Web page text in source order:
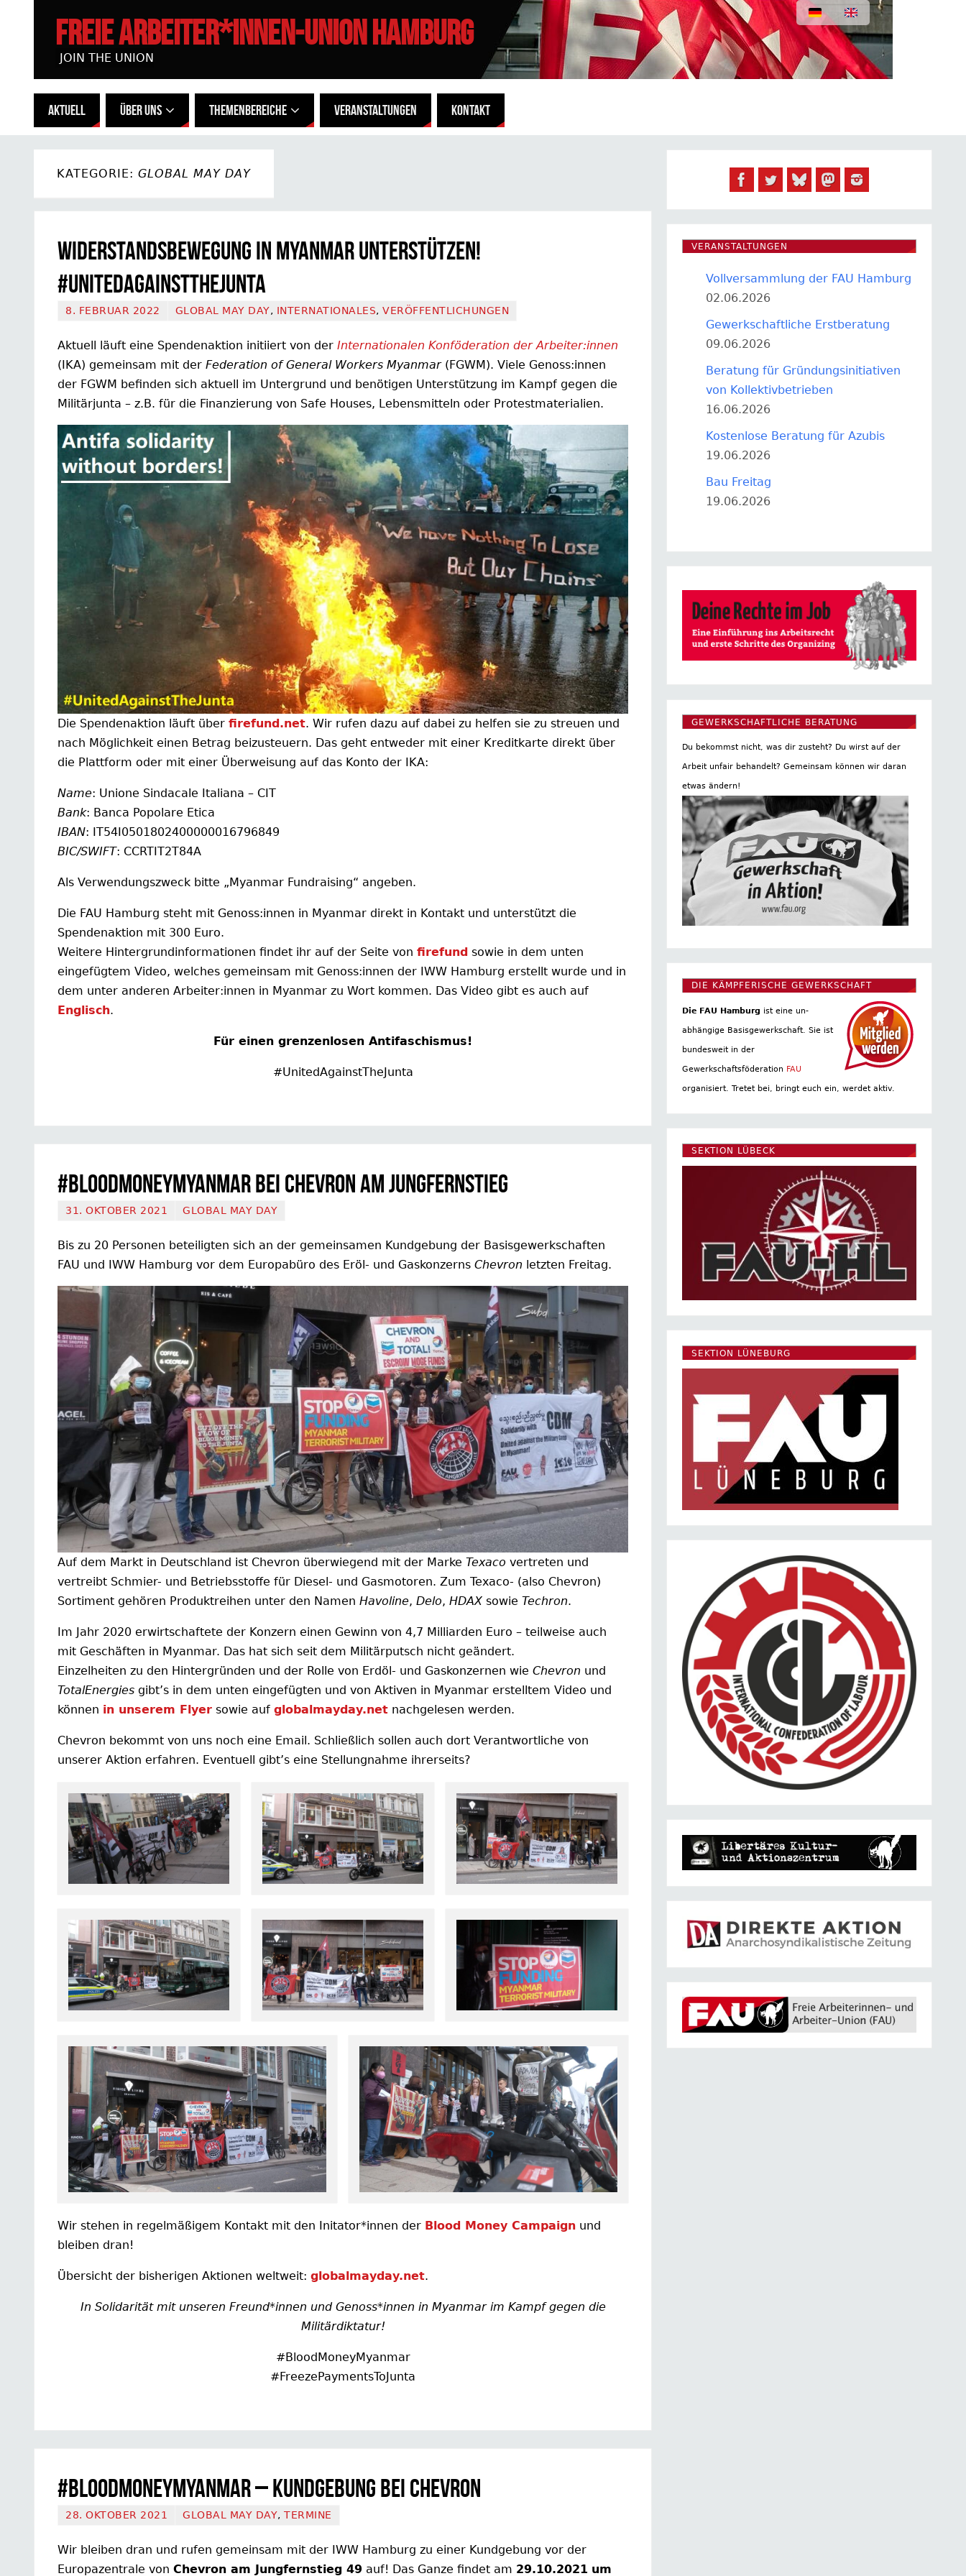
FREIE ARBEITER*INNEN-UNION HAMBURG
JOIN THE UNION
AKTUELL ÜBER UNS THEMENBEREICHE VERANSTALTUNGEN KONTAKT
KATEGORIE: GLOBAL MAY DAY
Widerstandsbewegung in Myanmar unterstützen!
#UnitedAgainstTheJunta
8. FEBRUAR 2022 GLOBAL MAY DAY, INTERNATIONALES, VERÖFFENTLICHUNGEN
Aktuell läuft eine Spendenaktion initiiert von der Internationalen Konföderation der Arbeiter:innen
(IKA) gemeinsam mit der Federation of General Workers Myanmar (FGWM). Viele Genoss:innen
der FGWM befinden sich aktuell im Untergrund und benötigen Unterstützung im Kampf gegen die
Militärjunta – z.B. für die Finanzierung von Safe Houses, Lebensmitteln oder Protestmaterialien.
Die Spendenaktion läuft über firefund.net. Wir rufen dazu auf dabei zu helfen sie zu streuen und
nach Möglichkeit einen Betrag beizusteuern. Das geht entweder mit einer Kreditkarte direkt über
die Plattform oder mit einer Überweisung auf das Konto der IKA:
Name: Unione Sindacale Italiana – CIT
Bank: Banca Popolare Etica
IBAN: IT54I0501802400000016796849
BIC/SWIFT: CCRTIT2T84A
Als Verwendungszweck bitte „Myanmar Fundraising“ angeben.
Die FAU Hamburg steht mit Genoss:innen in Myanmar direkt in Kontakt und unterstützt die
Spendenaktion mit 300 Euro.
Weitere Hintergrundinformationen findet ihr auf der Seite von firefund sowie in dem unten
eingefügtem Video, welches gemeinsam mit Genoss:innen der IWW Hamburg erstellt wurde und in
dem unter anderen Arbeiter:innen in Myanmar zu Wort kommen. Das Video gibt es auch auf
Englisch.
Für einen grenzenlosen Antifaschismus!
#UnitedAgainstTheJunta
#BloodMoneyMyanmar bei Chevron am Jungfernstieg
31. OKTOBER 2021 GLOBAL MAY DAY
Bis zu 20 Personen beteiligten sich an der gemeinsamen Kundgebung der Basisgewerkschaften
FAU und IWW Hamburg vor dem Europabüro des Eröl- und Gaskonzerns Chevron letzten Freitag.
Auf dem Markt in Deutschland ist Chevron überwiegend mit der Marke Texaco vertreten und
vertreibt Schmier- und Betriebsstoffe für Diesel- und Gasmotoren. Zum Texaco- (also Chevron)
Sortiment gehören Produktreihen unter den Namen Havoline, Delo, HDAX sowie Techron.
Im Jahr 2020 erwirtschaftete der Konzern einen Gewinn von 4,7 Milliarden Euro – teilweise auch
mit Geschäften in Myanmar. Das hat sich seit dem Militärputsch nicht geändert.
Einzelheiten zu den Hintergründen und der Rolle von Erdöl- und Gaskonzernen wie Chevron und
TotalEnergies gibt’s in dem unten eingefügten und von Aktiven in Myanmar erstelltem Video und
können in unserem Flyer sowie auf globalmayday.net nachgelesen werden.
Chevron bekommt von uns noch eine Email. Schließlich sollen auch dort Verantwortliche von
unserer Aktion erfahren. Eventuell gibt’s eine Stellungnahme ihrerseits?
Wir stehen in regelmäßigem Kontakt mit den Initator*innen der Blood Money Campaign und
bleiben dran!
Übersicht der bisherigen Aktionen weltweit: globalmayday.net.
In Solidarität mit unseren Freund*innen und Genoss*innen in Myanmar im Kampf gegen die
Militärdiktatur!
#BloodMoneyMyanmar
#FreezePaymentsToJunta
#BloodMoneyMyanmar – Kundgebung bei Chevron
28. OKTOBER 2021 GLOBAL MAY DAY, TERMINE
Wir bleiben dran und rufen gemeinsam mit der IWW Hamburg zu einer Kundgebung vor der
Europazentrale von Chevron am Jungfernstieg 49 auf! Das Ganze findet am 29.10.2021 um
VERANSTALTUNGEN
Vollversammlung der FAU Hamburg
02.06.2026
Gewerkschaftliche Erstberatung
09.06.2026
Beratung für Gründungsinitiativen
von Kollektivbetrieben
16.06.2026
Kostenlose Beratung für Azubis
19.06.2026
Bau Freitag
19.06.2026
GEWERKSCHAFTLICHE BERATUNG
Du bekommst nicht, was dir zusteht? Du wirst auf der
Arbeit unfair behandelt? Gemeinsam können wir daran
etwas ändern!
DIE KÄMPFERISCHE GEWERKSCHAFT
Die FAU Hamburg ist eine un­
abhängige Basis­gewerkschaft. Sie ist
bundesweit in der
Gewerkschaftsföderation FAU
organisiert. Tretet bei, bringt euch ein, werdet aktiv.
SEKTION LÜBECK
SEKTION LÜNEBURG